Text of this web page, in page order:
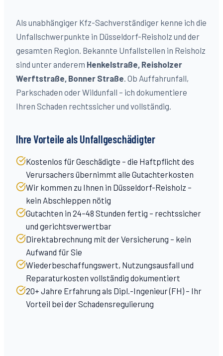
Als unabhängiger Kfz-Sachverständiger kenne ich die
Unfallschwerpunkte in Düsseldorf-Reisholz und der
gesamten Region. Bekannte Unfallstellen in Reisholz
sind unter anderem Henkelstraße, Reisholzer
Werftstraße, Bonner Straße. Ob Auffahrunfall,
Parkschaden oder Wildunfall – ich dokumentiere
Ihren Schaden rechtssicher und vollständig.
Ihre Vorteile als Unfallgeschädigter
Kostenlos für Geschädigte – die Haftpflicht des
Verursachers übernimmt alle Gutachterkosten
Wir kommen zu Ihnen in Düsseldorf-Reisholz –
kein Abschleppen nötig
Gutachten in 24–48 Stunden fertig – rechtssicher
und gerichtsverwertbar
Direktabrechnung mit der Versicherung – kein
Aufwand für Sie
Wiederbeschaffungswert, Nutzungsausfall und
Reparaturkosten vollständig dokumentiert
20+ Jahre Erfahrung als Dipl.-Ingenieur (FH) – Ihr
Vorteil bei der Schadensregulierung